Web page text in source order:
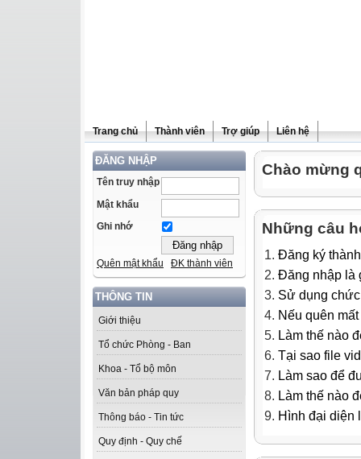
Trang chủ Thành viên Trợ giúp Liên hệ
ĐĂNG NHẬP
Tên truy nhập
Mật khẩu
Ghi nhớ
Quên mật khẩu ĐK thành viên
THÔNG TIN
Giới thiệu
Tổ chức Phòng - Ban
Khoa - Tổ bộ môn
Văn bản pháp quy
Thông báo - Tin tức
Quy định - Quy chế
Chào mừng
Những câu
Đăng ký
Đăng nhập là
Sử dụng
Nếu quên
Làm thế nào
Tại sao file
Làm sao để
Làm thế nào
Hình đại diện